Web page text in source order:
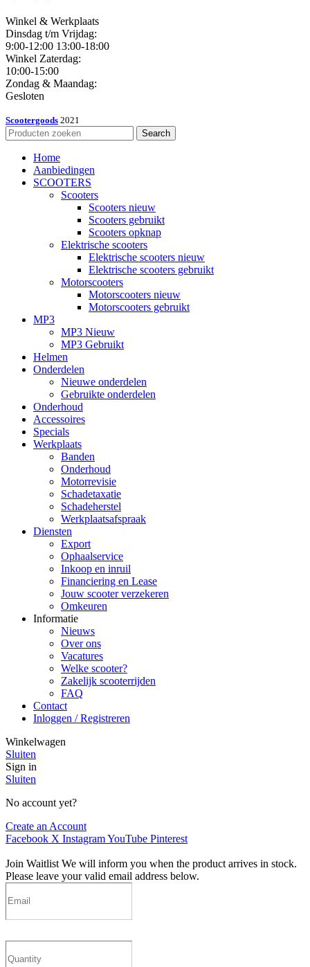
Winkel & Werkplaats
Dinsdag t/m Vrijdag:
9:00-12:00 13:00-18:00
Winkel Zaterdag:
10:00-15:00
Zondag & Maandag:
Gesloten
Scootergoods 2021
Search
Home
Aanbiedingen
SCOOTERS
Scooters
Scooters nieuw
Scooters gebruikt
Scooters opknap
Elektrische scooters
Elektrische scooters nieuw
Elektrische scooters gebruikt
Motorscooters
Motorscooters nieuw
Motorscooters gebruikt
MP3
MP3 Nieuw
MP3 Gebruikt
Helmen
Onderdelen
Nieuwe onderdelen
Gebruikte onderdelen
Onderhoud
Accessoires
Specials
Werkplaats
Banden
Onderhoud
Motorrevisie
Schadetaxatie
Schadeherstel
Werkplaatsafspraak
Diensten
Export
Ophaalservice
Inkoop en inruil
Financiering en Lease
Jouw scooter verzekeren
Omkeuren
Informatie
Nieuws
Over ons
Vacatures
Welke scooter?
Zakelijk scooterrijden
FAQ
Contact
Inloggen / Registreren
Winkelwagen
Sluiten
Sign in
Sluiten
No account yet?
Create an Account
Facebook X InstagramYouTube Pinterest
Join Waitlist We will inform you when the product arrives in stock.
Please leave your valid email address below.